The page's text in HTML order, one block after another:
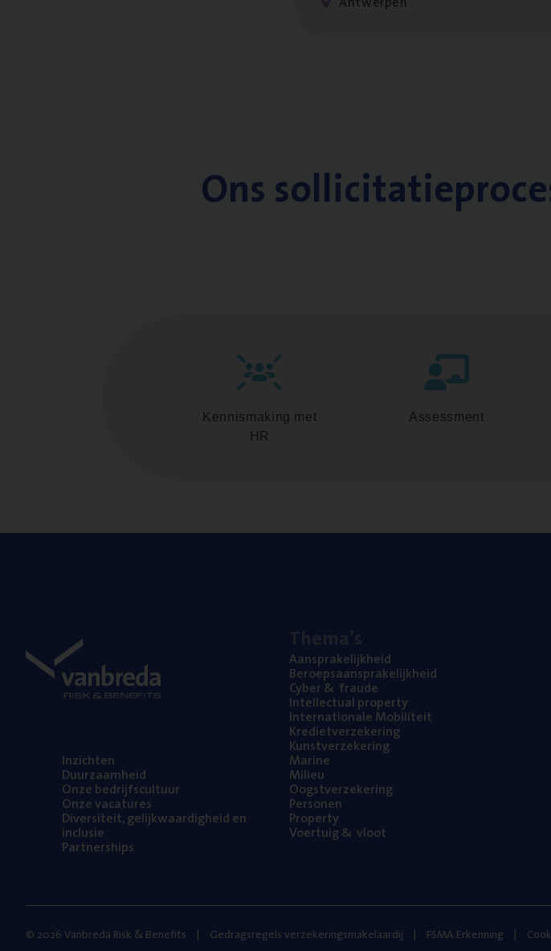
Ons
Kennismaking met
HR
Assessment
Inzich­ten
Duur­zaam­heid
Onze bedrijfs­cul­tuur
Onze vaca­tu­res
Diver­si­teit, gelijk­waar­dig­heid en
inclusie
Part­ner­ships
Aan­spra­ke­lijk­heid
Beroeps­aan­spra­ke­lijk­heid
Cyber& fraude
Intel­lec­tu­al property
Inter­na­ti­o­na­le Mobiliteit
Kre­diet­ver­ze­ke­ring
Kunst­ver­ze­ke­ring
Mari­ne
Mili­eu
Oogst­ver­ze­ke­ring
Per­so­nen
Pro­per­ty
Voer­tuig& vloot
© 2026 Vanbreda Risk & Benefits Gedragsregels verzekeringsmakelaardij FSMA Erkenning